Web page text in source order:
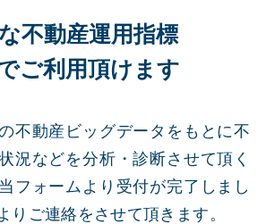
不動産運用指標
ご利用頂けます
不動産ビッグデータをもとに不
況などを分析・診断させて頂く
フォームより受付が完了しまし
りご連絡をさせて頂きます。